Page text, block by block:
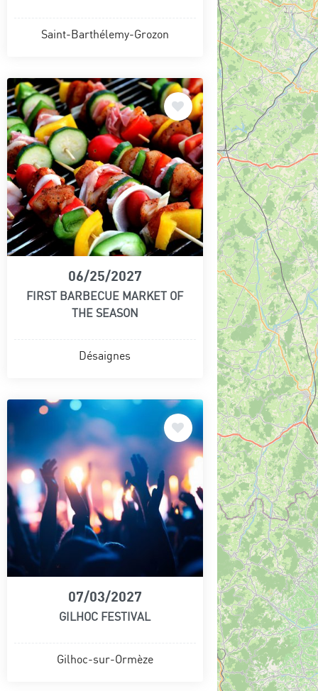
Saint-Barthélemy-Grozon
06/25/2027
FIRST BARBECUE MARKET OF
THE SEASON
Désaignes
07/03/2027
GILHOC FESTIVAL
Gilhoc-sur-Ormèze